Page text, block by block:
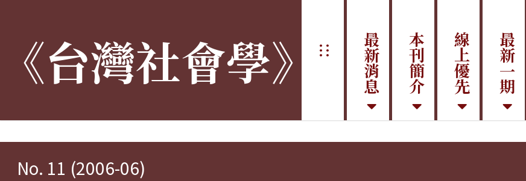
《台灣社會學》 ::: 最新消息 本刊簡介 線上優先 最新一期
No. 11 (2006-06)